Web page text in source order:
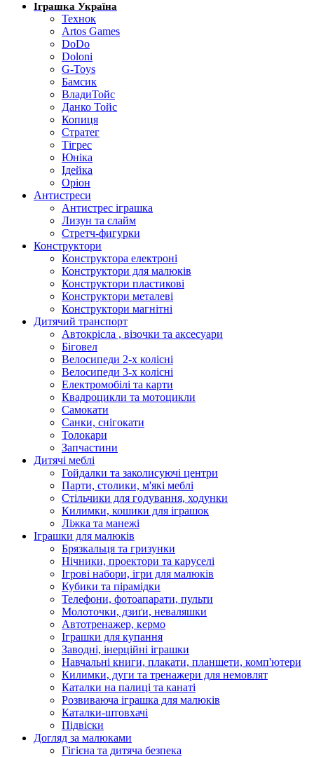
Іграшка Україна
Технок
Artos Games
DoDo
Doloni
G-Toys
Бамсик
ВладиТойс
Данко Тойс
Копиця
Стратег
Тігрес
Юніка
Ідейка
Оріон
Антистреси
Антистрес іграшка
Лизун та слайм
Стретч-фигурки
Конструктори
Конструктора електроні
Конструктори для малюків
Конструктори пластикові
Конструктори металеві
Конструктори магнітні
Дитячий транспорт
Автокрісла , візочки та аксесуари
Біговел
Велосипеди 2-х колісні
Велосипеди 3-х колісні
Електромобілі та карти
Квадроцикли та мотоцикли
Самокати
Санки, снігокати
Толокари
Запчастини
Дитячі меблі
Гойдалки та заколисуючі центри
Парти, столики, м'які меблі
Стільчики для годування, ходунки
Килимки, кошики для іграшок
Ліжка та манежі
Іграшки для малюків
Брязкальця та гризунки
Нічники, проектори та каруселі
Ігрові набори, ігри для малюків
Кубики та пірамідки
Телефони, фотоапарати, пульти
Молоточки, дзиґи, неваляшки
Автотренажер, кермо
Іграшки для купання
Заводні, інерційні іграшки
Навчальні книги, плакати, планшети, комп'ютери
Килимки, дуги та тренажери для немовлят
Каталки на палиці та канаті
Розвиваюча іграшка для малюків
Каталки-штовхачі
Підвіски
Догляд за малюками
Гігієна та дитяча безпека